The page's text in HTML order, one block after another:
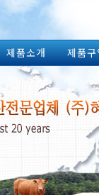
제품소개 제품